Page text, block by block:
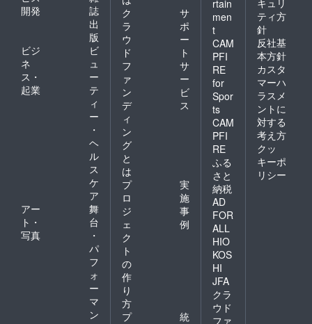
開発
誌
出
版
ビジ
ネ
ス・
起業
ビ
ュ
ー
テ
ィ
ー
・
ヘ
ル
ス
ケ
ア
アー
ト・
写真
舞
台
・
パ
フ
ォ
ー
マ
ン
ク
ラ
ウ
ド
フ
ァ
ン
デ
ィ
ン
グ
と
は
サ
ポ
ー
ト
サ
ー
ビ
ス
プ
ロ
ジ
ェ
ク
ト
の
作
り
方
実
施
事
例
プ
統
rtain
men
t
CAM
PFI
RE
for
Spor
ts
CAM
PFI
RE
ふる
さと
納税
AD
FOR
ALL
HIO
KOS
HI
JFA
クラ
ウド
ファ
ティ方
針
反社基
本方針
カスタ
マーハ
ラスメ
ントに
対する
考え方
クッ
キーポ
リシー